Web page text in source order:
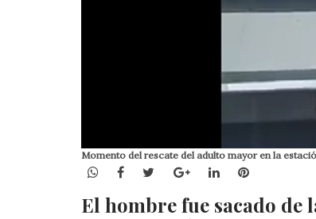
Momento del rescate del adulto mayor en la
WhatsApp
Facebook
TwitterGoogle+LinkedInPinterest
El hombre fue sacado de